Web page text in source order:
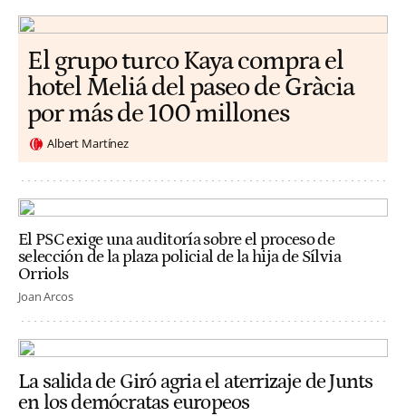
El grupo turco Kaya compra el
hotel Meliá del paseo de Gràcia
por más de 100 millones
Albert Martínez
El PSC exige una auditoría sobre el proceso de
selección de la plaza policial de la hija de Sílvia
Orriols
Joan Arcos
La salida de Giró agria el aterrizaje de Junts
en los demócratas europeos